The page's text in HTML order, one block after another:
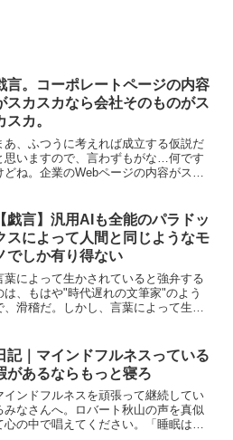
言。コーポレートページの内容
スカスカなら会社そのものがス
スカ。
あ、ふつうに考えれば成立する仮説だ
思いますので、言わずもがな…何です
どね。企業のWebページの内容がスカ
る場合は書くことがありませんし、スカ
カの中身をがんばって...
【戯言】汎用AIも全能のパラドッ
スによって人間と同じようなモ
でしか有り得ない
葉によって生かされていると強弁する
は、もはや"時代遅れの文筆家"のよう
、滑稽だ。しかし、言葉によって生き
って人たらしめているという事実は、
も今も変わっていない...
記｜マインドフルネスっている
があるならもっと寝ろ
インドフルネスを頑張って継続してい
みなさんへ。ロバート秋山の声を真似
心の中で唱えてください。「睡眠は心